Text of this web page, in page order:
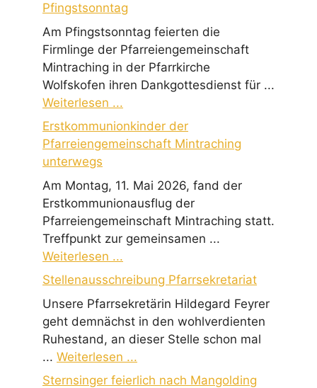
Pfingstsonntag
Am Pfingstsonntag feierten die
Firmlinge der Pfarreiengemeinschaft
Mintraching in der Pfarrkirche
Wolfskofen ihren Dankgottesdienst für ...
Weiterlesen ...
Erstkommunionkinder der
Pfarreiengemeinschaft Mintraching
unterwegs
Am Montag, 11. Mai 2026, fand der
Erstkommunionausflug der
Pfarreiengemeinschaft Mintraching statt.
Treffpunkt zur gemeinsamen ...
Weiterlesen ...
Stellenausschreibung Pfarrsekretariat
Unsere Pfarrsekretärin Hildegard Feyrer
geht demnächst in den wohlverdienten
Ruhestand, an dieser Stelle schon mal
... Weiterlesen ...
Sternsinger feierlich nach Mangolding